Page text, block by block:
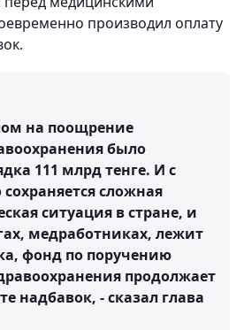
производил оплату
на поощрение
было
111 млрд тенге. И с
сложная
ситуация в стране, и
медработниках, лежит
фонд по поручению
продолжает
надбавок, - сказал глава